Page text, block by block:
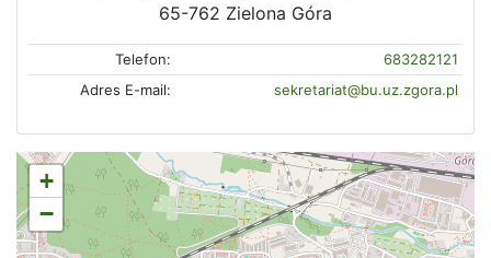
65-762 Zielona Góra
Telefon:
683282121
Adres E-mail:
sekretariat@bu.uz.zgora.pl
+
−